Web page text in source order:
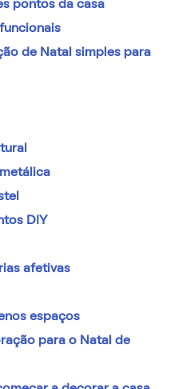
pontos da casa
de Natal simples para
DIY
afetivas
espaços
para o Natal de